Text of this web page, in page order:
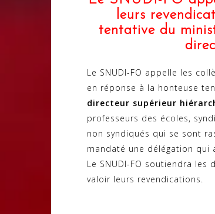
leurs
tentative du
Le SNUDI-FO appelle les
en réponse à la honteuse
directeur supérieur
professeurs des écoles,
non syndiqués qui se sont
mandaté une délégation qui
Le SNUDI-FO soutiendra
valoir leurs revendications.